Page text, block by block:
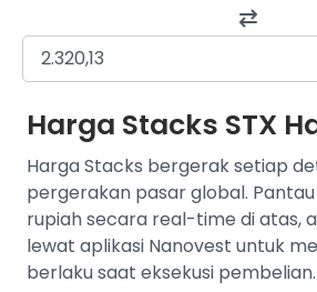
Harga Stacks STX
Harga Stacks bergerak setiap
pergerakan pasar global. Pantau
rupiah secara real-time di atas,
lewat aplikasi Nanovest untuk
berlaku saat eksekusi pembelian.